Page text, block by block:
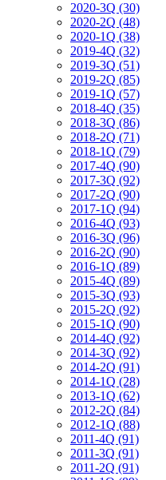
2020-3Q (30)
2020-2Q (48)
2020-1Q (38)
2019-4Q (32)
2019-3Q (51)
2019-2Q (85)
2019-1Q (57)
2018-4Q (35)
2018-3Q (86)
2018-2Q (71)
2018-1Q (79)
2017-4Q (90)
2017-3Q (92)
2017-2Q (90)
2017-1Q (94)
2016-4Q (93)
2016-3Q (96)
2016-2Q (90)
2016-1Q (89)
2015-4Q (89)
2015-3Q (93)
2015-2Q (92)
2015-1Q (90)
2014-4Q (92)
2014-3Q (92)
2014-2Q (91)
2014-1Q (28)
2013-1Q (62)
2012-2Q (84)
2012-1Q (88)
2011-4Q (91)
2011-3Q (91)
2011-2Q (91)